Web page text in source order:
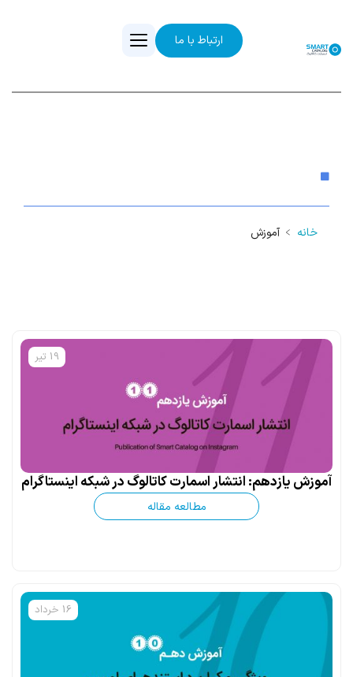
ارتباط با ما
خانه ﹥ آموزش
19 تیر
آموزش یازدهم: انتشار اسمارت کاتالوگ در شبکه اینستاگرام
مطالعه مقاله
16 خرداد